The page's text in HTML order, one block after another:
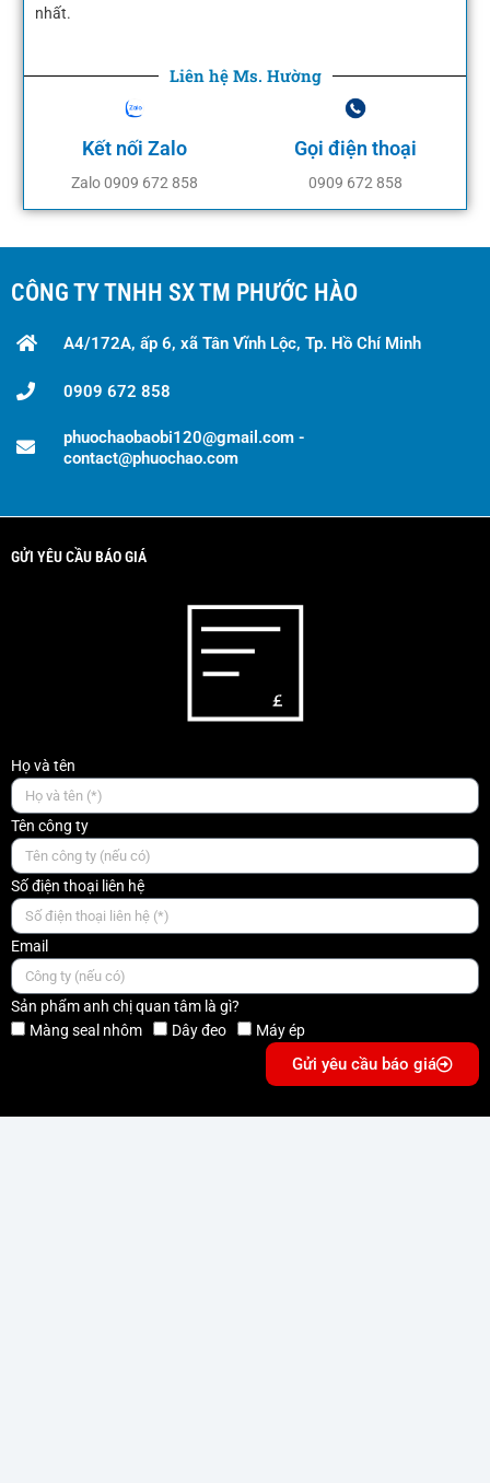
nhất.
Liên hệ Ms. Hường
Kết nối Zalo
Zalo 0909 672 858
Gọi điện thoại
0909 672 858
CÔNG TY TNHH SX TM PHƯỚC HÀO
A4/172A, ấp 6, xã Tân Vĩnh Lộc, Tp. Hồ Chí Minh
0909 672 858
phuochaobaobi120@gmail.com -
contact@phuochao.com
GỬI YÊU CẦU BÁO GIÁ
Họ và tên
Tên công ty
Số điện thoại liên hệ
Email
Sản phẩm anh chị quan tâm là gì?
Màng seal nhôm
Dây đeo Máy ép
Gửi yêu cầu báo giá